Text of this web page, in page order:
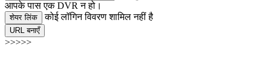
आपके पास एक DVR न हो।
शेयर लिंक कोई लॉगिन विवरण शामिल नहीं है
URL बनाएँ
>>>>>